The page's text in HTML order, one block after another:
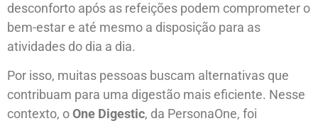
desconforto após as refeições podem comprometer o
bem-estar e até mesmo a disposição para as
atividades do dia a dia.
Por isso, muitas pessoas buscam alternativas que
contribuam para uma digestão mais eficiente. Nesse
contexto, oOne Digestic, da PersonaOne, foi